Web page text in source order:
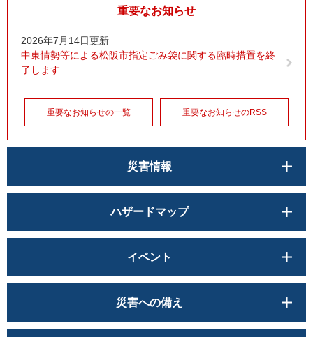
重要なお知らせ
2026年7月14日更新
中東情勢等による松阪市指定ごみ袋に関する臨時措置を終
了します
重要なお知らせの一覧 重要なお知らせのRSS
災害情報
ハザードマップ
イベント
災害への備え